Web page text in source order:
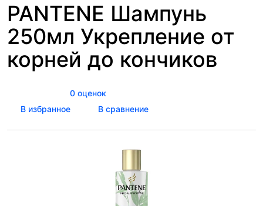
PANTENE Шампунь
250мл Укрепление от
корней до кончиков
0 оценок
В избранное
В сравнение